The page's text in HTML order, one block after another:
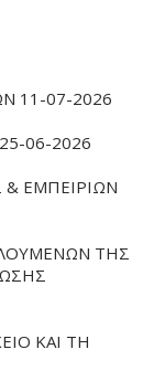
11-07-2026
06-2026
& ΕΜΠΕΙΡΙΩΝ
ΤΗΣ
ΚΑΙ ΤΗ